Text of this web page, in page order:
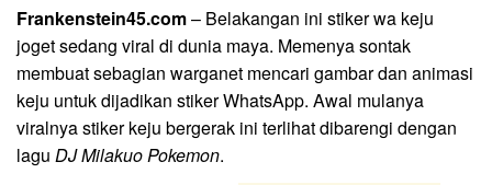
Frankenstein45.com– Belakangan ini stiker wa keju
joget sedang viral di dunia maya. Memenya sontak
membuat sebagian warganet mencari gambar dan animasi
keju untuk dijadikan stiker WhatsApp. Awal mulanya
viralnya stiker keju bergerak ini terlihat dibarengi dengan
lagu DJ Milakuo Pokemon.